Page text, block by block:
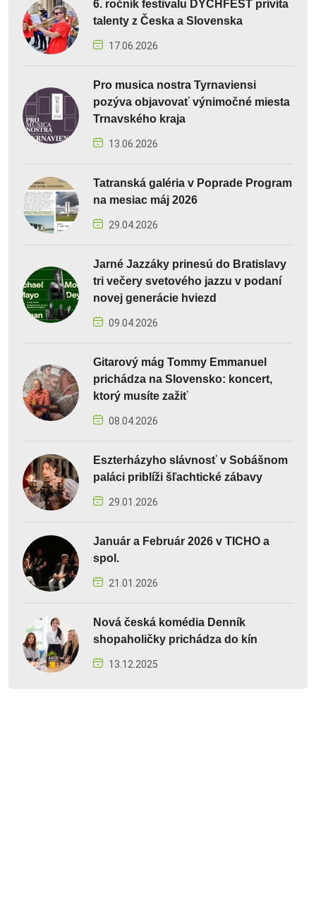
6. ročník festivalu DYCHFEST privíta
talenty z Česka a Slovenska
17.06.2026
Pro musica nostra Tyrnaviensi
pozýva objavovať výnimočné miesta
Trnavského kraja
13.06.2026
Tatranská galéria v Poprade Program
na mesiac máj 2026
29.04.2026
Jarné Jazzáky prinesú do Bratislavy
tri večery svetového jazzu v podaní
novej generácie hviezd
09.04.2026
Gitarový mág Tommy Emmanuel
prichádza na Slovensko: koncert,
ktorý musíte zažiť
08.04.2026
Eszterházyho slávnosť v Sobášnom
paláci priblíži šľachtické zábavy
29.01.2026
Január a Február 2026 v TICHO a
spol.
21.01.2026
Nová česká komédia Denník
shopaholičky prichádza do kín
13.12.2025